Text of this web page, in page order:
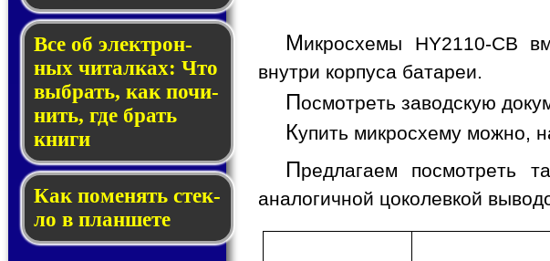
Все об элек­трон­
ных чи­тал­ках: Что
выб­рать, как по­чи­
нить, где брать
кни­ги
Как по­ме­нять стек­
ло в планшете
Микросхемы HY2110-CB
внутри корпуса батареи.
Посмотреть заводскую
Купить микросхему можно,
Предлагаем посмотреть
аналогичной цоколевкой